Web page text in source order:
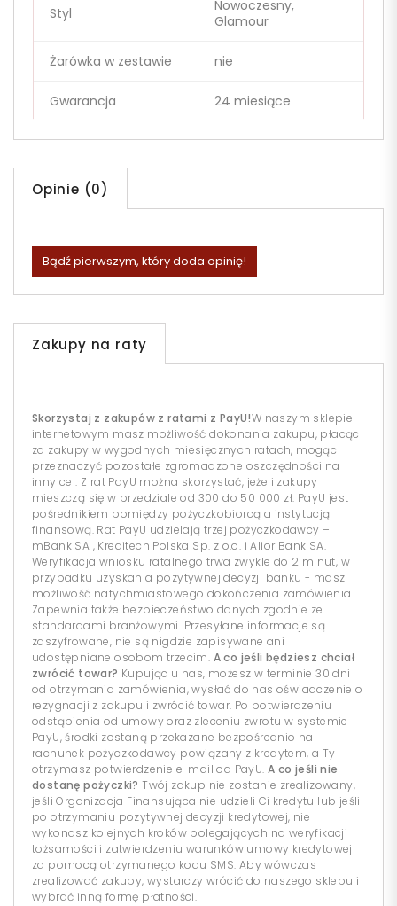
Styl
Nowoczesny,
Glamour
Żarówka w zestawie nie
Gwarancja 24 miesiące
Opinie (0)
Bądź pierwszym, który doda opinię!
Zakupy na raty
Skorzystaj z zakupów z ratami z PayU!W naszym sklepie
internetowym masz możliwość dokonania zakupu, płacąc
za zakupy w wygodnych miesięcznych ratach, mogąc
przeznaczyć pozostałe zgromadzone oszczędności na
inny cel. Z rat PayU można skorzystać, jeżeli zakupy
mieszczą się w przedziale od 300 do 50 000 zł. PayU jest
pośrednikiem pomiędzy pożyczkobiorcą a instytucją
finansową. Rat PayU udzielają trzej pożyczkodawcy –
mBank SA , Kreditech Polska Sp. z o.o. i Alior Bank SA.
Weryfikacja wniosku ratalnego trwa zwykle do 2 minut, w
przypadku uzyskania pozytywnej decyzji banku - masz
możliwość natychmiastowego dokończenia zamówienia.
Zapewnia także bezpieczeństwo danych zgodnie ze
standardami branżowymi. Przesyłane informacje są
zaszyfrowane, nie są nigdzie zapisywane ani
udostępniane osobom trzecim. A co jeśli będziesz chciał
zwrócić towar? Kupując u nas, możesz w terminie 30 dni
od otrzymania zamówienia, wysłać do nas oświadczenie o
rezygnacji z zakupu i zwrócić towar. Po potwierdzeniu
odstąpienia od umowy oraz zleceniu zwrotu w systemie
PayU, środki zostaną przekazane bezpośrednio na
rachunek pożyczkodawcy powiązany z kredytem, a Ty
otrzymasz potwierdzenie e-mail od PayU. A co jeśli nie
dostanę pożyczki? Twój zakup nie zostanie zrealizowany,
jeśli Organizacja Finansująca nie udzieli Ci kredytu lub jeśli
po otrzymaniu pozytywnej decyzji kredytowej, nie
wykonasz kolejnych kroków polegających na weryfikacji
tożsamości i zatwierdzeniu warunków umowy kredytowej
za pomocą otrzymanego kodu SMS. Aby wówczas
zrealizować zakupy, wystarczy wrócić do naszego sklepu i
wybrać inną formę płatności.